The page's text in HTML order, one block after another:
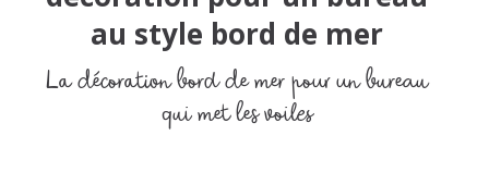
Cellier / Buanderie
Entrée
Chambre adulte
Chambre enfant
Chambre ado
Suite parentale
Chambre enfant
WC
Nos services pour les pros
Le blog déco pour les pros
Faire une estimation
au style bord de mer
La décoration bord de mer pour un bureau
qui met les voiles